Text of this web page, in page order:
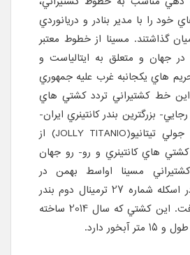
خود را با مدير بنادر و دريانوردي
گذاشتند. مسينا از خطوط معتبر
در جهان و متعلق به ايتالياست و
هاي يکجانبه غرب عليه جمهوري
خط کشتيراني تردد کشتي هاي
بزرگترين بندر کانتينري ايران-
متوقف نکرد. کشتي جولي تيتانيو(JOLLY TITANIO) از
هاي کانتينري و رو- رو جهان
مسينا اواسط بهمن در
نخستين سفر خود در اسکله شماره 27 ترمينال دوم بندر
شهيد رجايي پهلو گرفت. اين کشتي که سال 2014 ساخته